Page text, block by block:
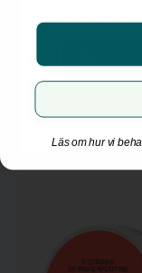
Jag är
Jag är
Läs om hur vi